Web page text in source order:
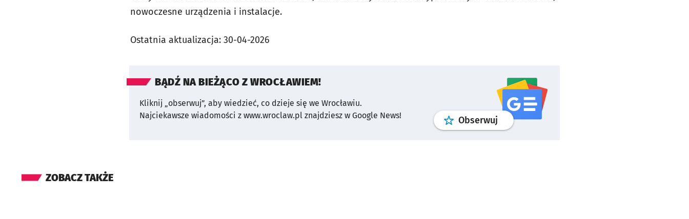
nowoczesne urządzenia i instalacje.
Ostatnia aktualizacja: 30-04-2026
BĄDŹ NA BIEŻĄCO Z WROCŁAWIEM!
Kliknij „obserwuj”, aby wiedzieć, co dzieje się we Wrocławiu.
Najciekawsze wiadomości z www.wroclaw.pl znajdziesz w Google News!
Obserwuj profilgoogle news
ZOBACZ TAKŻE